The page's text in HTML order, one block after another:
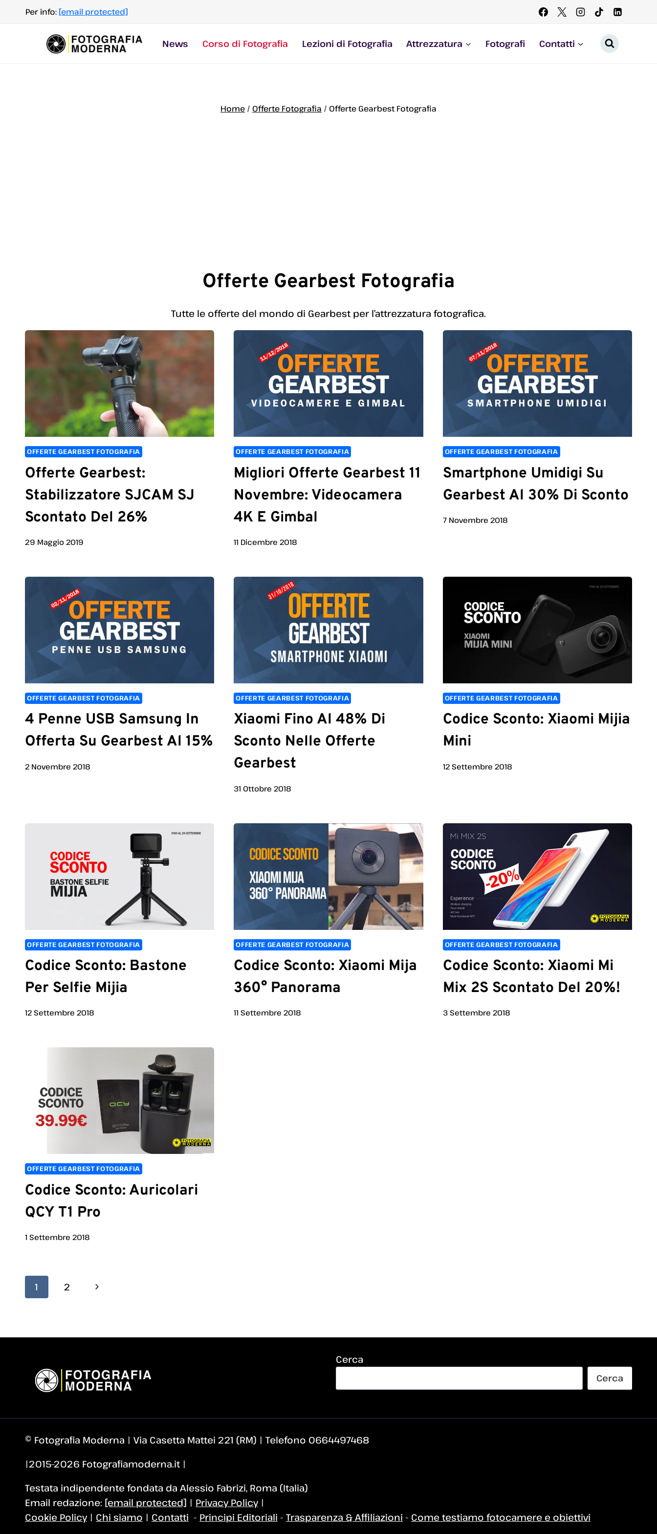
contenuto
Per info: [email protected]
News Corso di Fotografia Lezioni di Fotografia Attrezzatura Fotografi Contatti
Home / Offerte Fotografia / Offerte Gearbest Fotografia
Offerte Gearbest Fotografia
Tutte le offerte del mondo di Gearbest per l’attrezzatura fotografica.
OFFERTE GEARBEST FOTOGRAFIA
Offerte Gearbest:
Stabilizzatore SJCAM SJ
Scontato Del 26%
29 Maggio 2019
OFFERTE GEARBEST FOTOGRAFIA
Migliori Offerte Gearbest 11
Novembre: Videocamera
4K E Gimbal
11 Dicembre 2018
OFFERTE GEARBEST FOTOGRAFIA
Smartphone Umidigi Su
Gearbest Al 30% Di Sconto
7 Novembre 2018
OFFERTE GEARBEST FOTOGRAFIA
4 Penne USB Samsung In
Offerta Su Gearbest Al 15%
2 Novembre 2018
OFFERTE GEARBEST FOTOGRAFIA
Xiaomi Fino Al 48% Di
Sconto Nelle Offerte
Gearbest
31 Ottobre 2018
OFFERTE GEARBEST FOTOGRAFIA
Codice Sconto: Xiaomi Mijia
Mini
12 Settembre 2018
OFFERTE GEARBEST FOTOGRAFIA
Codice Sconto: Bastone
Per Selfie Mijia
12 Settembre 2018
OFFERTE GEARBEST FOTOGRAFIA
Codice Sconto: Xiaomi Mija
360° Panorama
11 Settembre 2018
OFFERTE GEARBEST FOTOGRAFIA
Codice Sconto: Xiaomi Mi
Mix 2S Scontato Del 20%!
3 Settembre 2018
OFFERTE GEARBEST FOTOGRAFIA
Codice Sconto: Auricolari
QCY T1 Pro
1 Settembre 2018
Navigazione
1 2
Pagina
Cerca
Cerca
© Fotografia Moderna | Via Casetta Mattei 221 (RM) | Telefono 0664497468
|2015–2026 Fotografiamoderna.it |
Testata indipendente fondata da Alessio Fabrizi, Roma (Italia)
Email redazione: [email protected] | Privacy Policy |
Cookie Policy | Chi siamo | Contatti - Principi Editoriali - Trasparenza & Affiliazioni - Come testiamo fotocamere e obiettivi